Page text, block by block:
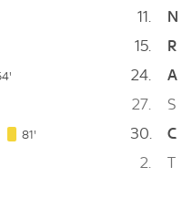
80. minute
81'
11 N
15 R
24 A
27 S
30
C
2 T